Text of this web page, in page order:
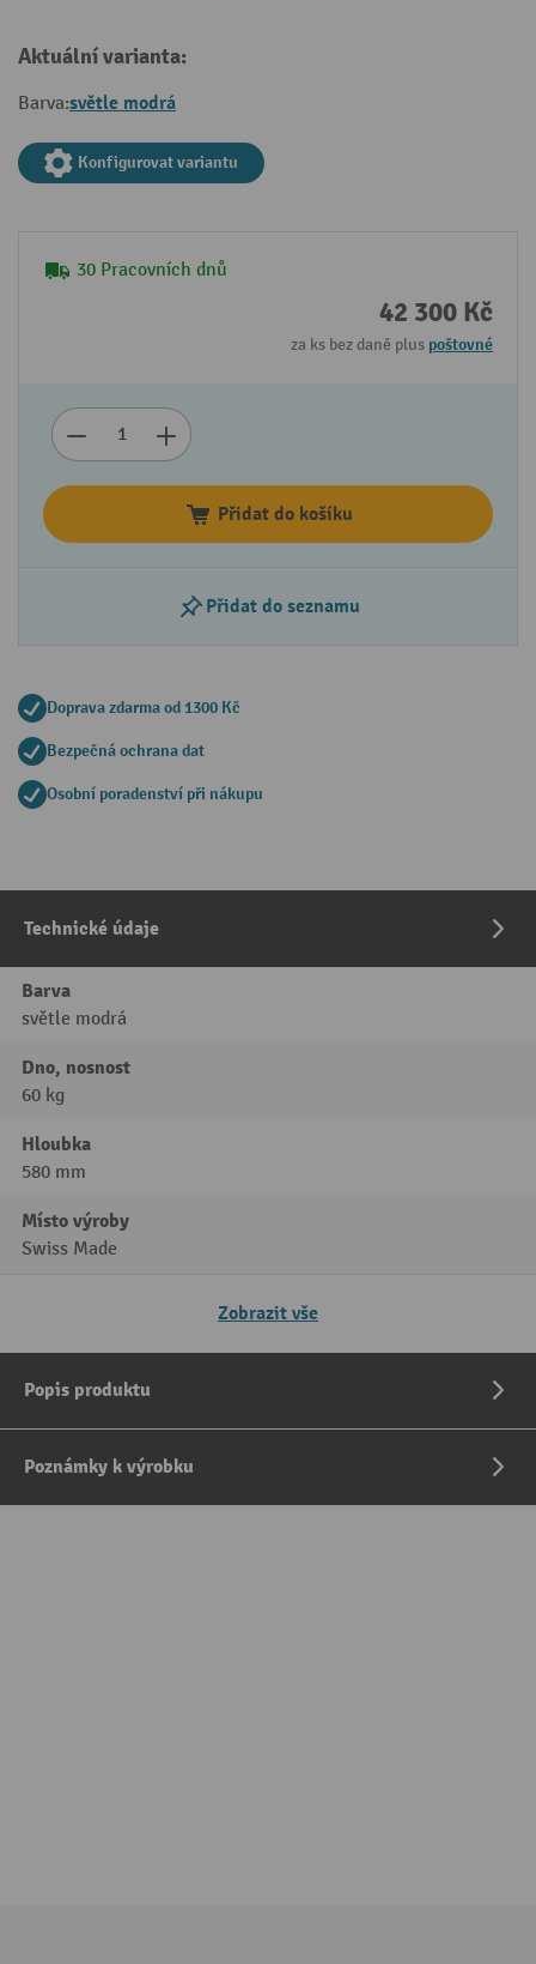
Aktuální varianta:
Barva:světle modrá
Konfigurovat variantu
30 Pracovních dnů
42 300 Kč
za ks bez daně plus poštovné
Přidat do košíku
Přidat do seznamu
Doprava zdarma od 1300 Kč
Bezpečná ochrana dat
Osobní poradenství při nákupu
Technické údaje
Barva
světle modrá
Dno, nosnost
60 kg
Hloubka
580 mm
Místo výroby
Swiss Made
Zobrazit vše
Popis produktu
Poznámky k výrobku